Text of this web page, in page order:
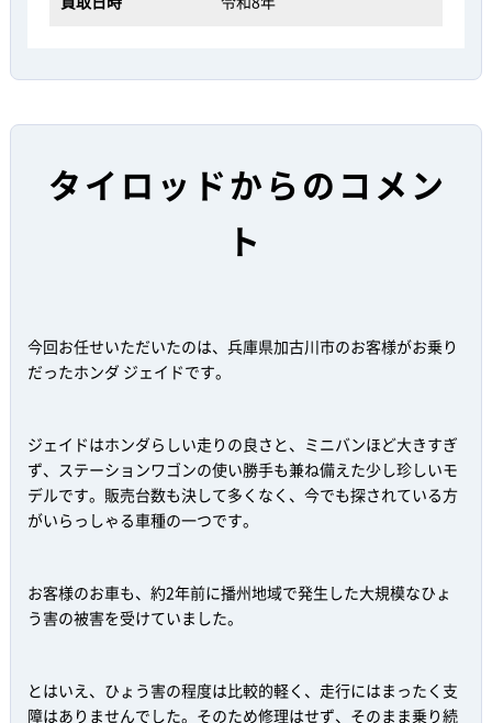
タイロッドからのコメン
ト
今回お任せいただいたのは、兵庫県加古川市のお客様がお乗り
だったホンダ ジェイドです。
ジェイドはホンダらしい走りの良さと、ミニバンほど大きすぎ
ず、ステーションワゴンの使い勝手も兼ね備えた少し珍しいモ
デルです。販売台数も決して多くなく、今でも探されている方
がいらっしゃる車種の一つです。
お客様のお車も、約2年前に播州地域で発生した大規模なひょ
う害の被害を受けていました。
とはいえ、ひょう害の程度は比較的軽く、走行にはまったく支
障はありませんでした。そのため修理はせず、そのまま乗り続